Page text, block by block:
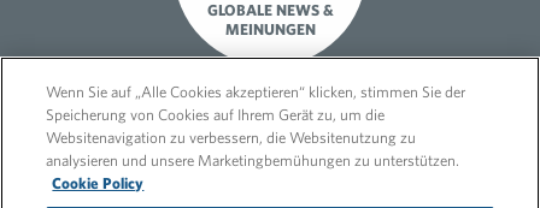
GLOBALE NEWS &
MEINUNGEN
Wenn Sie auf „Alle Cookies akzeptieren“ klicken, stimmen Sie der
Speicherung von Cookies auf Ihrem Gerät zu, um die
Websitenavigation zu verbessern, die Websitenutzung zu
analysieren und unsere Marketingbemühungen zu unterstützen.
Cookie Policy